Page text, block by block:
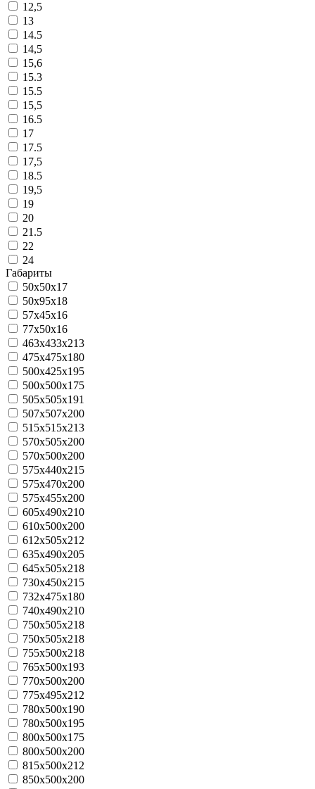
12,5
13
14.5
14,5
15,6
15.3
15.5
15,5
16.5
17
17.5
17,5
18.5
19,5
19
20
21.5
22
24
Габариты
50х50х17
50x95x18
57x45x16
77x50x16
463x433x213
475x475x180
500x425x195
500х500х175
505x505x191
507x507x200
515x515x213
570x505x200
570х500х200
575x440x215
575x470x200
575х455х200
605x490x210
610х500х200
612x505x212
635x490x205
645x505x218
730x450x215
732x475x180
740x490x210
750х505x218
750х505х218
755x500x218
765х500х193
770х500х200
775x495x212
780x500x190
780x500x195
800x500x175
800х500х200
815x500x212
850х500х200